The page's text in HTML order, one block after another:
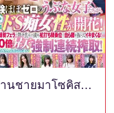
SKMJ-354 สาวมือสมัครเล่นเยี่ยมบ้านชายมาโซคิสม์! สาวบริสุทธิ์ที่แทบไม่มีประสบการณ์ในการครอบงำใครเลย กลับได้รับแรงบันดาลใจจากแนวโน้มมาโซคิสม์ไร้ก้นของพวกเธอ และเติบโตมาเป็นนังร่านซาดิสต์! "จะมาแล้วเหรอ...//" หลังจากแกล้งยั่วยวนเขาอย่างเต็มที่ด้วยการเลียหัวนม การช่วยตัวเอง และการเป่าให้นั่งบนหน้า เธอก็เริ่มส่ายสะโพกในท่าคาวเกิร์ลที่หนักหน่วง... สาวสวยสุดฮอต จำกัดพิเศษขนาดใหญ่พิเศษ รุ่นสะสมถาวร PREMIUM BEST SPECIAL!